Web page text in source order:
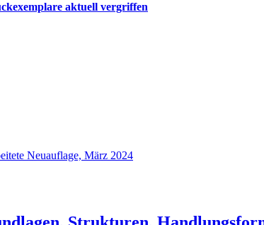
aktuell vergriffen
Neuauflage, März 2024